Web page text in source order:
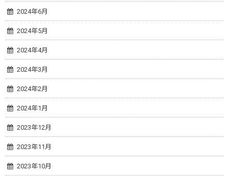
2024年6月
2024年5月
2024年4月
2024年3月
2024年2月
2024年1月
2023年12月
2023年11月
2023年10月